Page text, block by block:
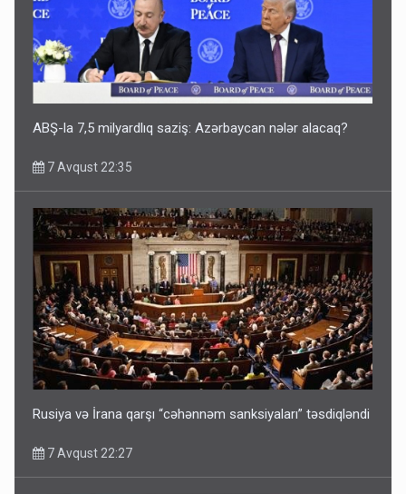
ABŞ-la 7,5 milyardlıq saziş: Azərbaycan nələr alacaq?
7 Avqust 22:35
Rusiya və İrana qarşı “cəhənnəm sanksiyaları” təsdiqləndi
7 Avqust 22:27